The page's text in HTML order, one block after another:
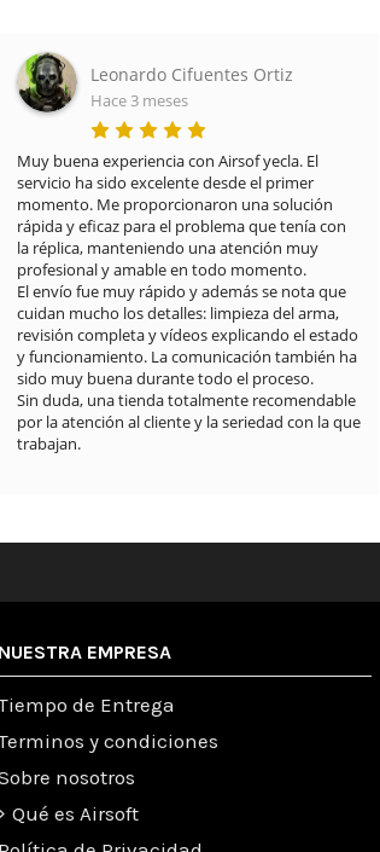
Lidia Bonet Ribas
Hace 3 semanas
Estoy muy impresionado porque el paquete de
mis cosas venían súper bien y le doy un 10 a la
tienda.y encima lo mejor es que te regalan
dianas súper guays 😏😄😄🥲😆😃😆😃🤪y
también el fusil es 💯 perfecto
NUESTRA EMPRESA
de Entrega
y condiciones
nosotros
Qué es Airsoft